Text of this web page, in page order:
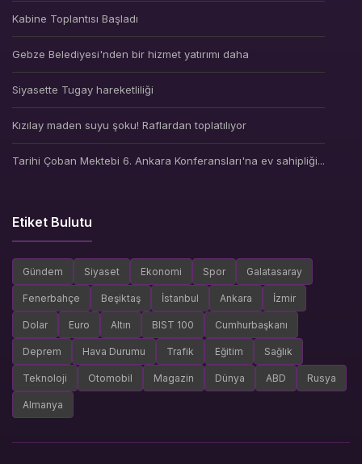
Kabine Toplantısı Başladı
Gebze Belediyesi'nden bir hizmet yatırımı daha
Siyasette Tugay hareketliliği
Kızılay maden suyu şoku! Raflardan toplatılıyor
Tarihi Çoban Mektebi 6. Ankara Konferansları'na ev sahipliği...
Etiket Bulutu
Gündem Siyaset Ekonomi Spor Galatasaray
Fenerbahçe Beşiktaş İstanbul Ankara İzmir
Dolar Euro Altın BIST 100 Cumhurbaşkanı
Deprem Hava Durumu Trafik Eğitim Sağlık
Teknoloji Otomobil Magazin Dünya ABD Rusya
Almanya